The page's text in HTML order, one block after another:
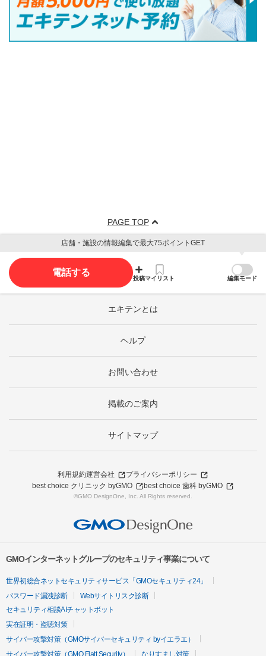
PAGE TOP
店舗・施設の情報編集で最大75ポイントGET
電話する
投稿マイリスト 編集モード
エキテンとは
ヘルプ
お問い合わせ
掲載のご案内
サイトマップ
利用規約運営会社
プライバシーポリシー
best choice クリニック byGMO
best choice 歯科 byGMO
©GMO DesignOne, Inc. All Rights reserved.
GMOインターネットグループのセキュリティ事業について
世界初総合ネットセキュリティサービス「GMOセキュリティ24」
パスワード漏洩診断
Webサイトリスク診断
セキュリティ相談AIチャットボット
実在証明・盗聴対策
サイバー攻撃対策（GMOサイバーセキュリティ byイエラエ）
サイバー攻撃対策（GMO Flatt Security）
なりすまし対策